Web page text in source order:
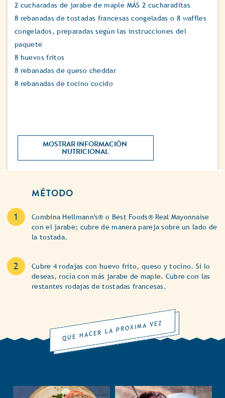
2 cucharadas de jarabe de maple MÁS 2 cucharaditas
8 rebanadas de tostadas francesas congeladas o 8 waffles
congelados, preparadas según las instrucciones del
paquete
8 huevos fritos
8 rebanadas de queso cheddar
8 rebanadas de tocino cocido
MOSTRAR INFORMACIÓN
NUTRICIONAL
MÉTODO
Combina Hellmann's® o Best Foods® Real Mayonnaise
con el jarabe; cubre de manera pareja sobre un lado de
la tostada.
Cubre 4 rodajas con huevo frito, queso y tocino. Si lo
deseas, rocía con más jarabe de maple. Cubre con las
restantes rodajas de tostadas francesas.
QUE HACER LA PROXIMA VEZ